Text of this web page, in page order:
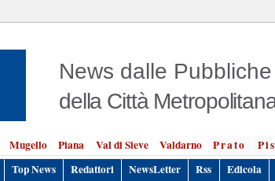
News dalle
della Città
Mugello Piana Val di Sieve Valdarno Prato
Top News Redattori NewsLetter Rss Edicola